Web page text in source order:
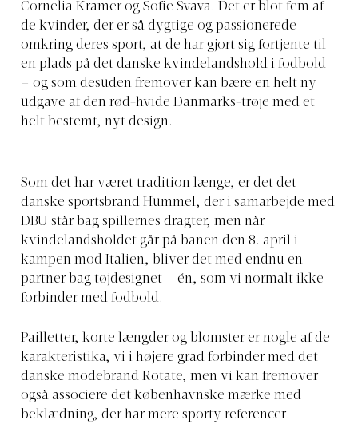
Cornelia Kramer og Sofie Svava. Det er blot fem af
de kvinder, der er så dygtige og passionerede
omkring deres sport, at de har gjort sig fortjente til
en plads på det danske kvindelandshold i fodbold
– og som desuden fremover kan bære en helt ny
udgave af den rød-hvide Danmarks-trøje med et
helt bestemt, nyt design.
Som det har været tradition længe, er det det
danske sportsbrand Hummel, der i samarbejde med
DBU står bag spillernes dragter, men når
kvindelandsholdet går på banen den 8. april i
kampen mod Italien, bliver det med endnu en
partner bag tøjdesignet – én, som vi normalt ikke
forbinder med fodbold.
Pailletter, korte længder og blomster er nogle af de
karakteristika, vi i højere grad forbinder med det
danske modebrand Rotate, men vi kan fremover
også associere det københavnske mærke med
beklædning, der har mere sporty referencer.